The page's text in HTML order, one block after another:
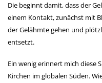
Die beginnt damit, dass der
einem Kontakt, zunächst mit
der Gelähmte gehen und
entsetzt.
Ein wenig erinnert mich diese
Kirchen im globalen Süden.